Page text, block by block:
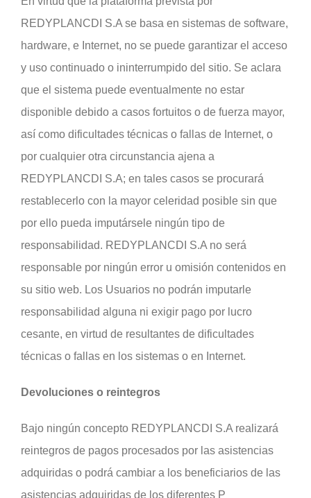
REDYPLANCDI S.A se basa en sistemas de software,
hardware, e Internet, no se puede garantizar el acceso
y uso continuado o ininterrumpido del sitio. Se aclara
que el sistema puede eventualmente no estar
disponible debido a casos fortuitos o de fuerza mayor,
así como dificultades técnicas o fallas de Internet, o
por cualquier otra circunstancia ajena a
REDYPLANCDI S.A; en tales casos se procurará
restablecerlo con la mayor celeridad posible sin que
por ello pueda imputársele ningún tipo de
responsabilidad. REDYPLANCDI S.A no será
responsable por ningún error u omisión contenidos en
su sitio web. Los Usuarios no podrán imputarle
responsabilidad alguna ni exigir pago por lucro
cesante, en virtud de resultantes de dificultades
técnicas o fallas en los sistemas o en Internet.
Devoluciones o reintegros
Bajo ningún concepto REDYPLANCDI S.A realizará
reintegros de pagos procesados por las asistencias
adquiridas o podrá cambiar a los beneficiarios de las
asistencias adquiridas de los diferentes P